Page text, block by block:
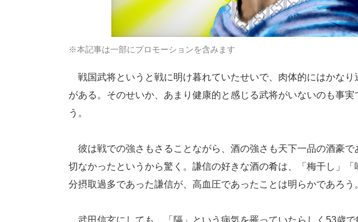
※本記事は一部にプロモーションを含みます
戦国武将というと戦に明け暮れていたせいで、肉体的にはかな
がある。そのせいか、あまり健康的と感じる武将がいないのも事
う。
彼は戦での強さもさることながら、酒の強さも天下一品の酒豪
切なかったというから驚く。謙信の好きな酒の肴は、「梅干し」
分摂取過多であった謙信が、高血圧であったことは明らかであろう
武田信玄にしても、「隔」という病気を罹っていたらしく53歳